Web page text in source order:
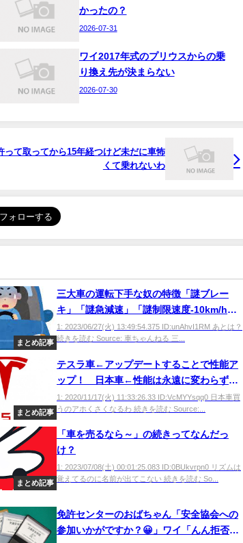
かったの？
2026-07-31
ワイ2017年式のプリウスからの乗
り換え先が決まらない
2026-07-30
って取ってから15年経つけど未だに車怖
くて乗れないわ
まとめ記事
三大車の運転下手な奴の特徴「謎ブレー
キ」「謎急減速」「謎制限速度-10km/h厳
守」
1: 2023/06/27(火) 13:49:54.375 ID:unAhvI1RM あとは？
続きを読む Source: 車ちゃんねる 三...
まとめ記事
テスラ車←アップデートすることで性能ア
ップ！ 日本車←性能は永遠に変わらずそ
のうち型落ちｗwwwwwwwwww
1: 2020/11/17(火) 11:33:26.33 ID:VcMYYsqq0 日本車買
うのアホくさくなるわ 続きを読む Source:...
まとめ記事
「車を売るなら～」の続きってなんだっ
け？
1: 2023/07/08(土) 00:01:25.083 ID:0BUkvrpn0 リズムは
覚えてるのに名前が出てこない 続きを読む So...
免許センターのおばちゃん「安全協会への
参加いかがですか？😀」ワイ「んん拒否す